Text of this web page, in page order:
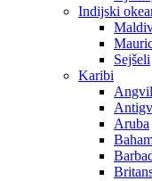
Indijski
Sejšeli
Karibi
Aruba